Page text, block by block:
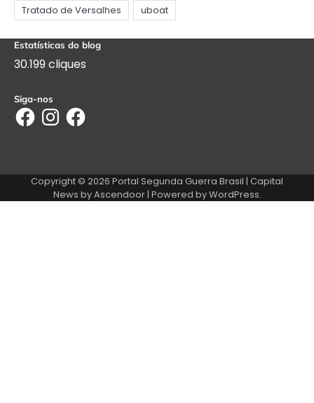
Estatísticas do blog
30.199 cliques
Siga-nos
FacebookInstagramFacebook
Copyright © 2026 Portal Segunda Guerra Brasil | Capital
News byAscendoor| Powered byWordPress.